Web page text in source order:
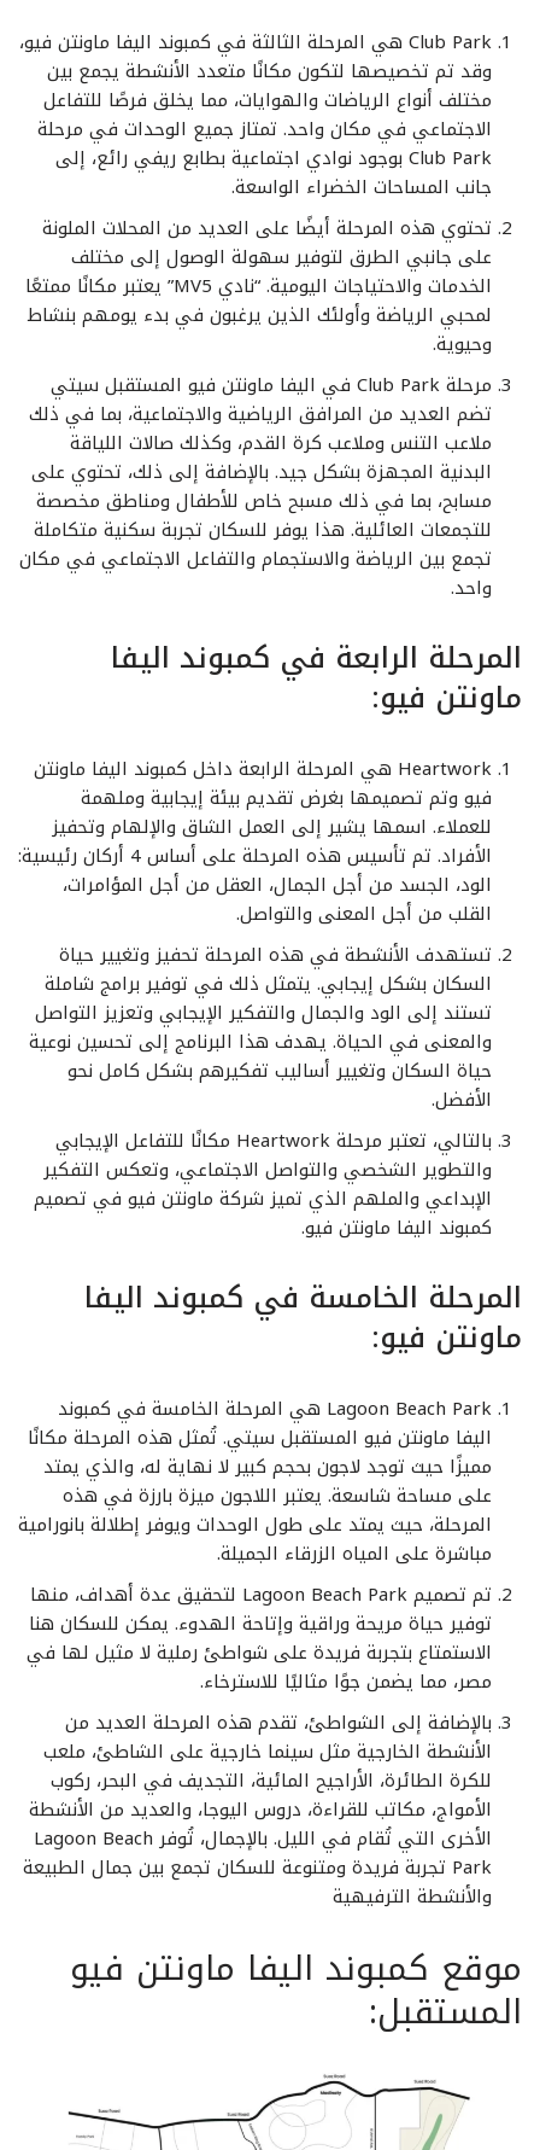
Club Park هي المرحلة الثالثة في كمبوند اليفا ماونتن فيو،
وقد تم تخصيصها لتكون مكانًا متعدد الأنشطة يجمع بين
مختلف أنواع الرياضات والهوايات، مما يخلق فرصًا للتفاعل
الاجتماعي في مكان واحد. تمتاز جميع الوحدات في مرحلة
Club Park بوجود نوادي اجتماعية بطابع ريفي رائع، إلى
جانب المساحات الخضراء الواسعة.
تحتوي هذه المرحلة أيضًا على العديد من المحلات الملونة
على جانبي الطرق لتوفير سهولة الوصول إلى مختلف
الخدمات والاحتياجات اليومية. “نادي MV5” يعتبر مكانًا ممتعًا
لمحبي الرياضة وأولئك الذين يرغبون في بدء يومهم بنشاط
وحيوية.
مرحلة Club Park في اليفا ماونتن فيو المستقبل سيتي
تضم العديد من المرافق الرياضية والاجتماعية، بما في ذلك
ملاعب التنس وملاعب كرة القدم، وكذلك صالات اللياقة
البدنية المجهزة بشكل جيد. بالإضافة إلى ذلك، تحتوي على
مسابح، بما في ذلك مسبح خاص للأطفال ومناطق مخصصة
للتجمعات العائلية. هذا يوفر للسكان تجربة سكنية متكاملة
تجمع بين الرياضة والاستجمام والتفاعل الاجتماعي في مكان
واحد.
المرحلة الرابعة في كمبوند اليفا
ماونتن فيو:
Heartwork هي المرحلة الرابعة داخل كمبوند اليفا ماونتن
فيو وتم تصميمها بغرض تقديم بيئة إيجابية وملهمة
للعملاء. اسمها يشير إلى العمل الشاق والإلهام وتحفيز
الأفراد. تم تأسيس هذه المرحلة على أساس 4 أركان رئيسية:
الود، الجسد من أجل الجمال، العقل من أجل المؤامرات،
القلب من أجل المعنى والتواصل.
تستهدف الأنشطة في هذه المرحلة تحفيز وتغيير حياة
السكان بشكل إيجابي. يتمثل ذلك في توفير برامج شاملة
تستند إلى الود والجمال والتفكير الإيجابي وتعزيز التواصل
والمعنى في الحياة. يهدف هذا البرنامج إلى تحسين نوعية
حياة السكان وتغيير أساليب تفكيرهم بشكل كامل نحو
الأفضل.
بالتالي، تعتبر مرحلة Heartwork مكانًا للتفاعل الإيجابي
والتطوير الشخصي والتواصل الاجتماعي، وتعكس التفكير
الإبداعي والملهم الذي تميز شركة ماونتن فيو في تصميم
كمبوند اليفا ماونتن فيو.
المرحلة الخامسة في كمبوند اليفا
ماونتن فيو:
Lagoon Beach Park هي المرحلة الخامسة في كمبوند
اليفا ماونتن فيو المستقبل سيتي. تُمثل هذه المرحلة مكانًا
مميزًا حيث توجد لاجون بحجم كبير لا نهاية له، والذي يمتد
على مساحة شاسعة. يعتبر اللاجون ميزة بارزة في هذه
المرحلة، حيث يمتد على طول الوحدات ويوفر إطلالة بانورامية
مباشرة على المياه الزرقاء الجميلة.
تم تصميم Lagoon Beach Park لتحقيق عدة أهداف، منها
توفير حياة مريحة وراقية وإتاحة الهدوء. يمكن للسكان هنا
الاستمتاع بتجربة فريدة على شواطئ رملية لا مثيل لها في
مصر، مما يضمن جوًا مثاليًا للاسترخاء.
بالإضافة إلى الشواطئ، تقدم هذه المرحلة العديد من
الأنشطة الخارجية مثل سينما خارجية على الشاطئ، ملعب
للكرة الطائرة، الأراجيح المائية، التجديف في البحر، ركوب
الأمواج، مكاتب للقراءة، دروس اليوجا، والعديد من الأنشطة
الأخرى التي تُقام في الليل. بالإجمال، تُوفر Lagoon Beach
Park تجربة فريدة ومتنوعة للسكان تجمع بين جمال الطبيعة
والأنشطة الترفيهية
موقع كمبوند اليفا ماونتن فيو
المستقبل: